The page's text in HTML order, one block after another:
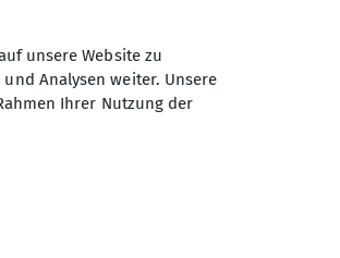
unsere Website zu
Analysen weiter. Unsere
Ihrer Nutzung der